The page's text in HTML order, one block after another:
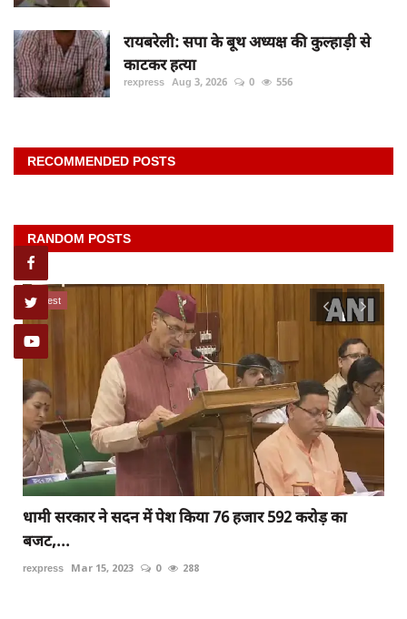
रायबरेली: सपा के बूथ अध्यक्ष की कुल्हाड़ी से
काटकर हत्या
rexpress Aug 3, 2026 0 556
RECOMMENDED POSTS
RANDOM POSTS
latest
धामी सरकार ने सदन में पेश किया 76 हजार 592 करोड़ का
बजट,...
rexpress Mar 15, 2023 0 288